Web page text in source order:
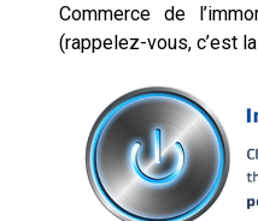
Commerce de
(rappelez-vous, c’est